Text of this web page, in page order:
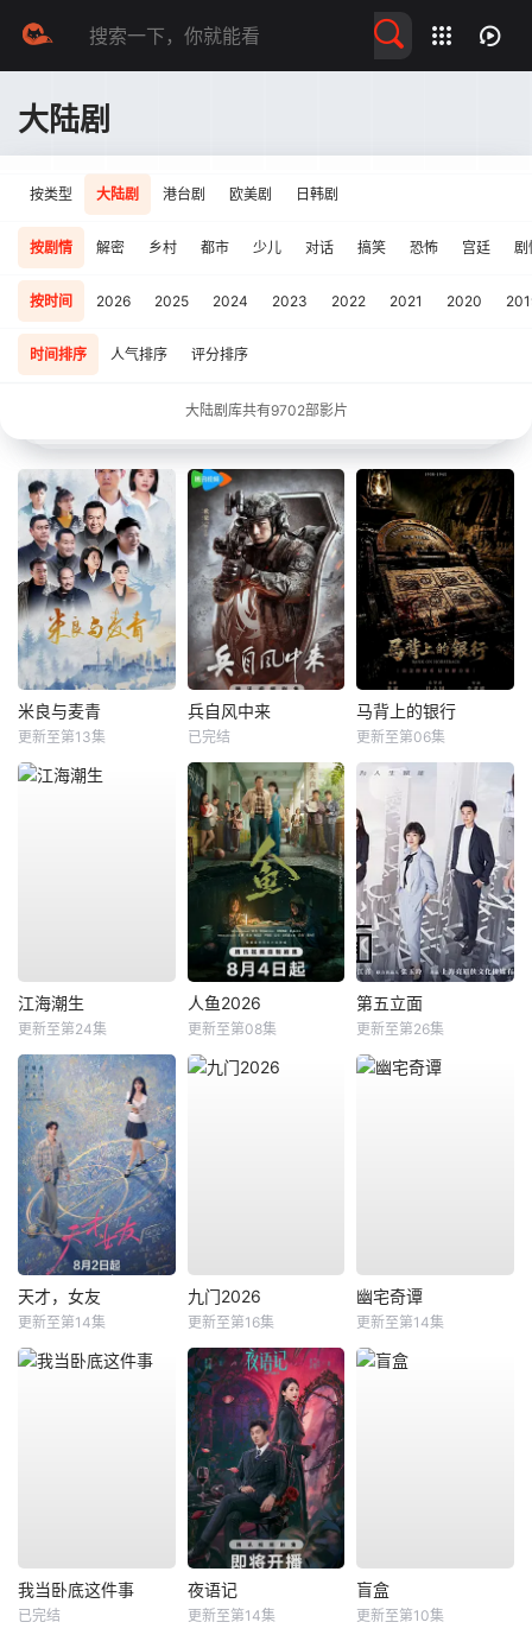
大陆剧
按类型 大陆剧 港台剧 欧美剧 日韩剧
按剧情 解密 乡村 都市 少儿 对话 搞笑 恐怖 宫廷 剧
按时间 2026 2025 2024 2023 2022 2021 2020
时间排序 人气排序 评分排序
大陆剧库共有9702部影片
米良与麦青
更新至第13集
兵自风中来
已完结
马背上的银行
更新至第06集
江海潮生
更新至第24集
人鱼2026
更新至第08集
第五立面
更新至第26集
天才，女友
更新至第14集
九门2026
更新至第16集
幽宅奇谭
更新至第14集
我当卧底这件事
已完结
夜语记
更新至第14集
盲盒
更新至第10集